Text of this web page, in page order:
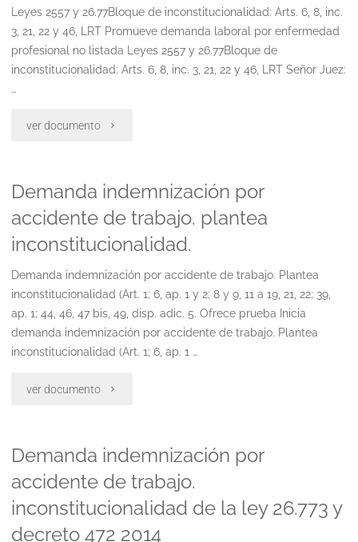
Leyes 2557 y 26.77Bloque de inconstitucionalidad: Arts. 6, 8, inc.
3, 21, 22 y 46, LRT Promueve demanda laboral por enfermedad
profesional no listada Leyes 2557 y 26.77Bloque de
inconstitucionalidad: Arts. 6, 8, inc. 3, 21, 22 y 46, LRT Señor Juez:
…
ver documento "Demanda
por
enfermedad
profesional
listada.
leyes
26.77bloque
de
inconstitucionalidad"
Demanda indemnización por
accidente de trabajo. plantea
inconstitucionalidad.
Demanda indemnización por accidente de trabajo. Plantea
inconstitucionalidad (Art. 1; 6, ap. 1 y 2; 8 y 9, 11 a 19, 21, 22; 39,
ap. 1; 44, 46, 47 bis, 49, disp. adic. 5. Ofrece prueba Inicia
demanda indemnización por accidente de trabajo. Plantea
inconstitucionalidad (Art. 1; 6, ap. 1 …
ver documento "Demanda
por
accidente
de
Demanda indemnización por
accidente de trabajo.
inconstitucionalidad de la ley 26.773 y
decreto 472 2014